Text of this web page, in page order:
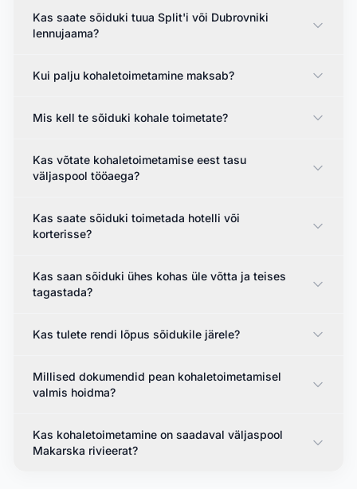
Kas saate sõiduki tuua Split'i või Dubrovniki
lennujaama?
Kui palju kohaletoimetamine maksab?
Mis kell te sõiduki kohale toimetate?
Kas võtate kohaletoimetamise eest tasu
väljaspool tööaega?
Kas saate sõiduki toimetada hotelli või
korterisse?
Kas saan sõiduki ühes kohas üle võtta ja teises
tagastada?
Kas tulete rendi lõpus sõidukile järele?
Millised dokumendid pean kohaletoimetamisel
valmis hoidma?
Kas kohaletoimetamine on saadaval väljaspool
Makarska rivieerat?